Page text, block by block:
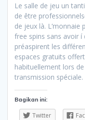
Le salle de jeu un
de être
de jeux là.
free spins sans avoir
préaspirent les
espaces gratuits
habituellement lors de
transmission spéciale.
Bagikan ini:
Twitter